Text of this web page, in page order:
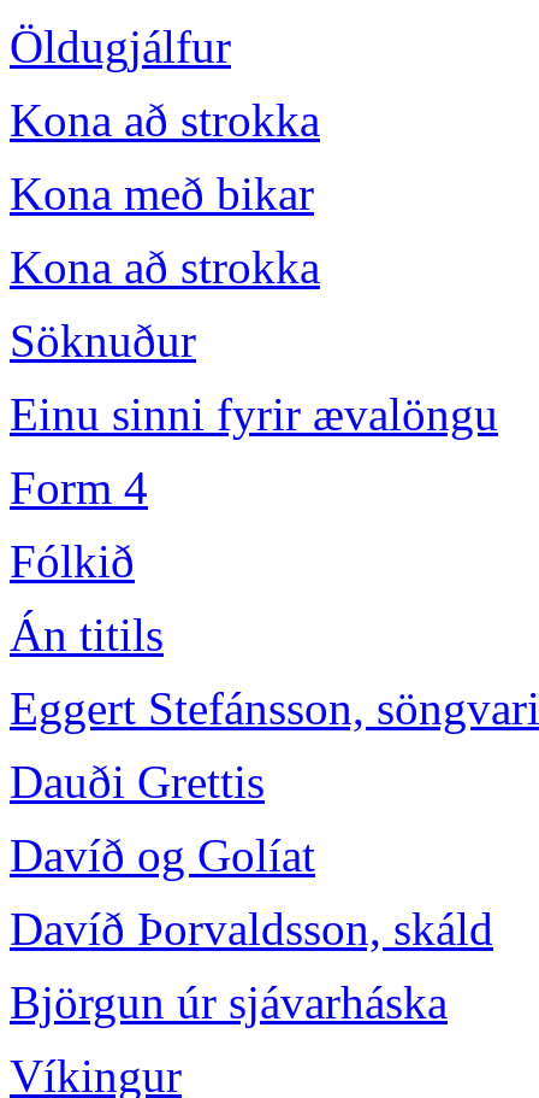
Öldugjálfur
Kona að strokka
Kona með bikar
Kona að strokka
Söknuður
Einu sinni fyrir ævalöngu
Form 4
Fólkið
Án titils
Eggert Stefánsson, söngvari
Dauði Grettis
Davíð og Golíat
Davíð Þorvaldsson, skáld
Björgun úr sjávarháska
Víkingur